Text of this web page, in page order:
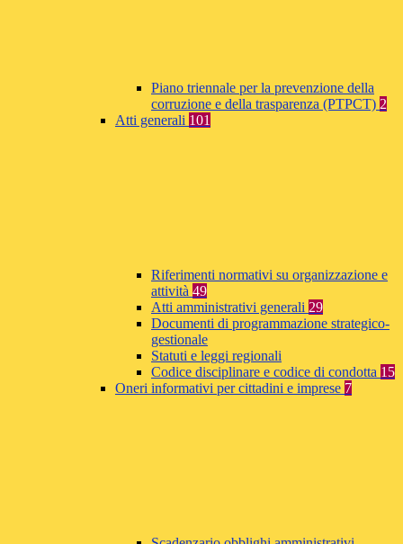
Piano triennale per la prevenzione della
corruzione e della trasparenza (PTPCT) 2
Atti generali 101
Riferimenti normativi su organizzazione e
attività 49
Atti amministrativi generali 29
Documenti di programmazione strategico-
gestionale
Statuti e leggi regionali
Codice disciplinare e codice di condotta 15
Oneri informativi per cittadini e imprese 7